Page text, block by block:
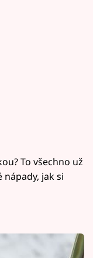
To všechno už
nápady, jak si